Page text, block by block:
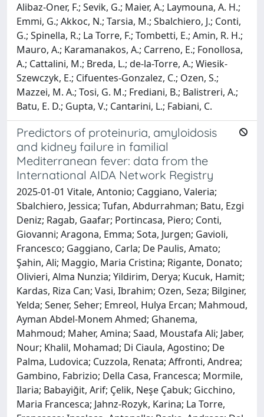
Alibaz-Oner, F.; Sevik, G.; Maier, A.; Laymouna, A. H.;
Emmi, G.; Akkoc, N.; Tarsia, M.; Sbalchiero, J.; Conti,
G.; Spinella, R.; La Torre, F.; Tombetti, E.; Amin, R. H.;
Mauro, A.; Karamanakos, A.; Carreno, E.; Fonollosa,
A.; Cattalini, M.; Breda, L.; de-la-Torre, A.; Wiesik-
Szewczyk, E.; Cifuentes-Gonzalez, C.; Ozen, S.;
Mazzei, M. A.; Tosi, G. M.; Frediani, B.; Balistreri, A.;
Batu, E. D.; Gupta, V.; Cantarini, L.; Fabiani, C.
Predictors of proteinuria, amyloidosis
and kidney failure in familial
Mediterranean fever: data from the
International AIDA Network Registry
2025-01-01 Vitale, Antonio; Caggiano, Valeria;
Sbalchiero, Jessica; Tufan, Abdurrahman; Batu, Ezgi
Deniz; Ragab, Gaafar; Portincasa, Piero; Conti,
Giovanni; Aragona, Emma; Sota, Jurgen; Gavioli,
Francesco; Gaggiano, Carla; De Paulis, Amato;
Şahin, Ali; Maggio, Maria Cristina; Rigante, Donato;
Olivieri, Alma Nunzia; Yildirim, Derya; Kucuk, Hamit;
Kardas, Riza Can; Vasi, Ibrahim; Ozen, Seza; Bilginer,
Yelda; Sener, Seher; Emreol, Hulya Ercan; Mahmoud,
Ayman Abdel-Monem Ahmed; Ghanema,
Mahmoud; Maher, Amina; Saad, Moustafa Ali; Jaber,
Nour; Khalil, Mohamad; Di Ciaula, Agostino; De
Palma, Ludovica; Cuzzola, Renata; Affronti, Andrea;
Gambino, Fabrizio; Della Casa, Francesca; Mormile,
Ilaria; Babayiğit, Arif; Çelik, Neşe Çabuk; Gicchino,
Maria Francesca; Jahnz-Rozyk, Karina; La Torre,